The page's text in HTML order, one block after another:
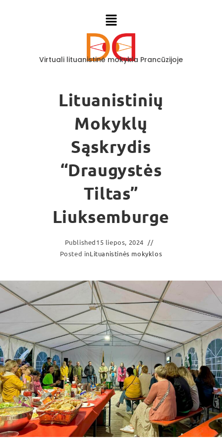
Virtuali lituanistinė mokykla Prancūzijoje
Lituanistinių
Mokyklų
Sąskrydis
“Draugystės
Tiltas”
Liuksemburge
Published15 liepos, 2024
Posted inLituanistinės mokyklos